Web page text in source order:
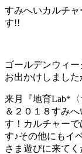
すみへいカルチ
す!!
ゴールデンウィ
お出かけしました
来月『地育Lab*
＆２０１８すみ
す！カルチャー
す♪その他にもイ
さま遊びに来てく